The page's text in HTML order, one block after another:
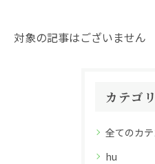
対象の記事はございません
カテゴ
全てのカ
hu